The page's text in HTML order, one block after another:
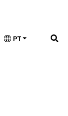
PT